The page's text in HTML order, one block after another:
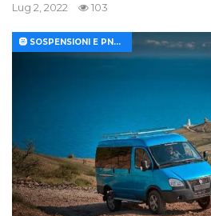
Lug 2, 2022 103
🛞 SOSPENSIONI E PNEUMATICI